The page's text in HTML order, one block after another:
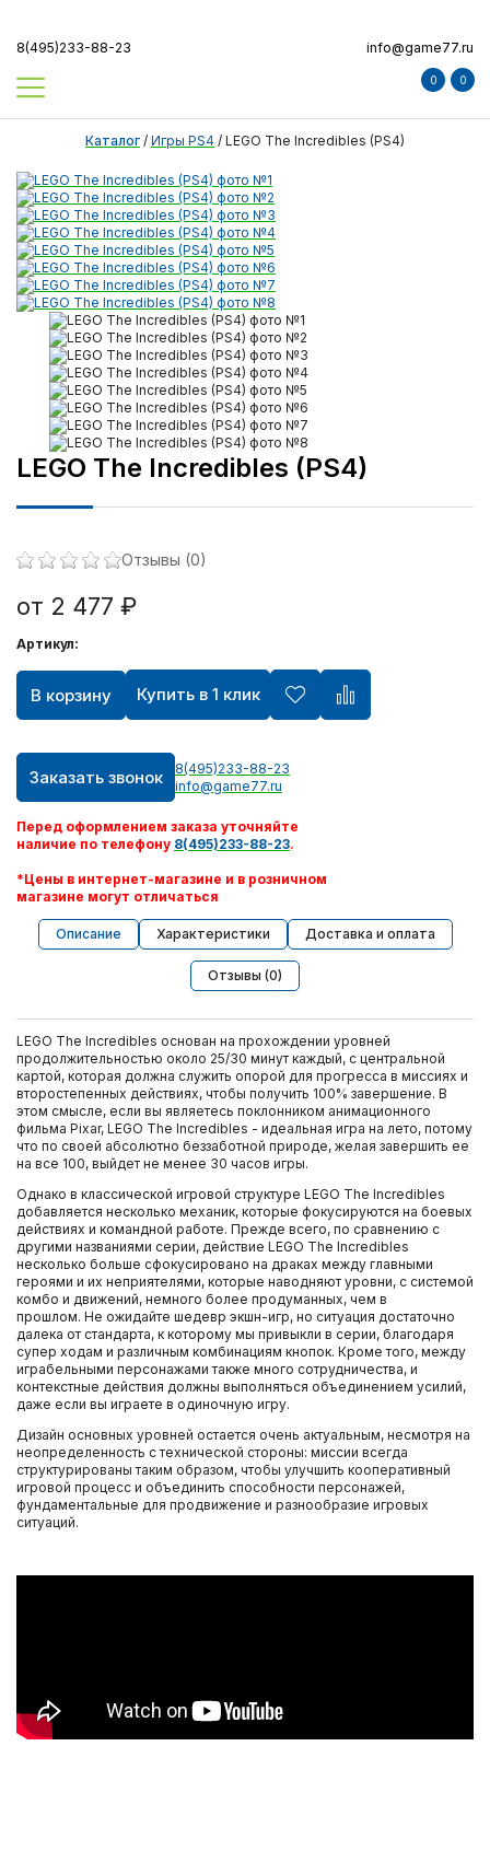
8(495)233-88-23 info@game77.ru
0 0
Каталог / Игры PS4 / LEGO The Incredibles (PS4)
LEGO The Incredibles (PS4)
Отзывы (0)
от 2 477 ₽
Артикул:
В корзину Купить в 1 клик
Заказать звонок
8(495)233-88-23
info@game77.ru
Перед оформлением заказа уточняйте
наличие по телефону 8(495)233-88-23.
*Цены в интернет-магазине и в розничном
магазине могут отличаться
Описание Характеристики Доставка и оплата
Отзывы (0)
LEGO The Incredibles основан на прохождении уровней
продолжительностью около 25/30 минут каждый, с центральной
картой, которая должна служить опорой для прогресса в миссиях и
второстепенных действиях, чтобы получить 100% завершение. В
этом смысле, если вы являетесь поклонником анимационного
фильма Pixar, LEGO The Incredibles - идеальная игра на лето, потому
что по своей абсолютно беззаботной природе, желая завершить ее
на все 100, выйдет не менее 30 часов игры.
Однако в классической игровой структуре LEGO The Incredibles
добавляется несколько механик, которые фокусируются на боевых
действиях и командной работе. Прежде всего, по сравнению с
другими названиями серии, действие LEGO The Incredibles
несколько больше сфокусировано на драках между главными
героями и их неприятелями, которые наводняют уровни, с системой
комбо и движений, немного более продуманных, чем в
прошлом. Не ожидайте шедевр экшн-игр, но ситуация достаточно
далека от стандарта, к которому мы привыкли в серии, благодаря
супер ходам и различным комбинациям кнопок. Кроме того, между
играбельными персонажами также много сотрудничества, и
контекстные действия должны выполняться объединением усилий,
даже если вы играете в одиночную игру.
Дизайн основных уровней остается очень актуальным, несмотря на
неопределенность с технической стороны: миссии всегда
структурированы таким образом, чтобы улучшить кооперативный
игровой процесс и объединить способности персонажей,
фундаментальные для продвижение и разнообразие игровых
ситуаций.